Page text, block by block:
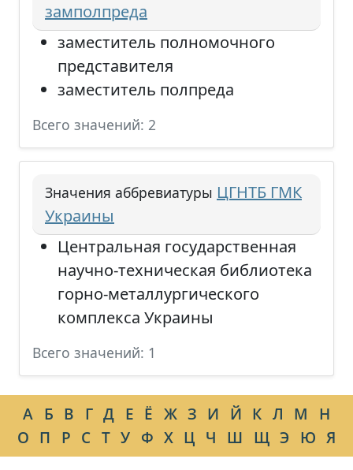
замполпреда
заместитель полномочного
представителя
заместитель полпреда
Всего значений: 2
Значения аббревиатуры ЦГНТБ ГМК
Украины
Центральная государственная
научно-техническая библиотека
горно-металлургического
комплекса Украины
Всего значений: 1
А Б В Г Д Е Ё Ж З И Й К Л М
Н
О П Р С Т У Ф Х Ц Ч Ш Щ Э Ю Я